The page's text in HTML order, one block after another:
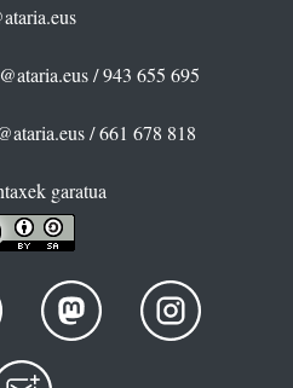
/ 943 655 695
/ 661 678 818
garatua